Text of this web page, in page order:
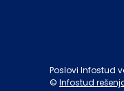
Poslovi Infostud
© Infostud